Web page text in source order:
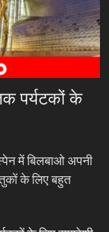
पर्यटकों के
में बिलबाओ अपनी
के लिए बहुत